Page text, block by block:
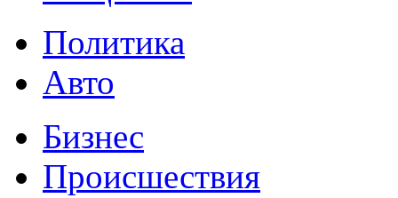
Политика
Авто
Бизнес
Происшествия